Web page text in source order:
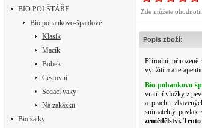
BIO POLŠTÁŘE
Bio pohankovo-špaldové
Klasik
Macík
Bobek
Cestovní
Sedací vaky
Na zakázku
Bio šátky
Zde můžete
Popis zboží:
Přírodní
využitím a
Bio pohankovo-
vnitřní vložky z
a prachu
snímatelný povlak
zemědělství.